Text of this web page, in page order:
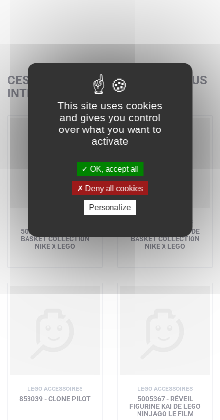
CES SETS POURRAIENT AUSSI VOUS
INTÉRESSER
5009871 - BALLON DE
BASKET COLLECTION
NIKE X LEGO
5010015 - BALLON DE
BASKET COLLECTION
NIKE X LEGO
LEGO ACCESSOIRES
853039 - CLONE PILOT
LEGO ACCESSOIRES
5005367 - RÉVEIL
FIGURINE KAI DE LEGO
NINJAGO LE FILM
This site uses cookies
and gives you control
over what you want to
activate
OK, accept all
Deny all cookies
Personalize